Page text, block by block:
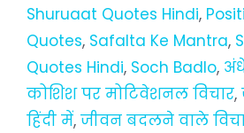
Shuruaat Quotes Hindi,
Quotes, Safalta Ke Mantra,
Quotes Hindi, Soch Badlo,
कोशिश पर मोटिवेशनल विचार,
हिंदी में, जीवन बदलने वाले